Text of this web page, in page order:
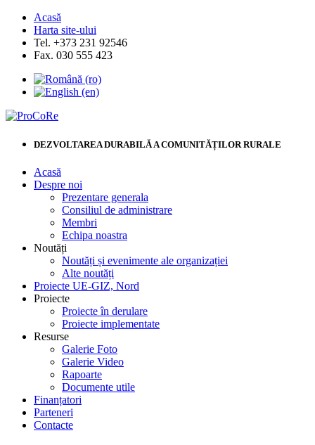
Acasă
Harta site-ului
Tel. +373 231 92546
Fax. 030 555 423
DEZVOLTAREA DURABILĂ A COMUNITĂȚILOR RURALE
Acasă
Despre noi
Prezentare generala
Consiliul de administrare
Membri
Echipa noastra
Noutăți
Noutăți și evenimente ale organizației
Alte noutăți
Proiecte UE-GIZ, Nord
Proiecte
Proiecte în derulare
Proiecte implementate
Resurse
Galerie Foto
Galerie Video
Rapoarte
Documente utile
Finanțatori
Parteneri
Contacte